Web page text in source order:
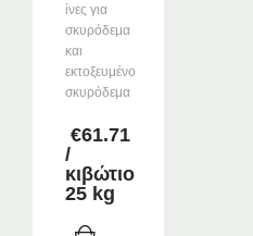
ίνες για
σκυρόδεμα
και
εκτοξευμένο
σκυρόδεμα
€61.71
/
κιβώτιο
25 kg